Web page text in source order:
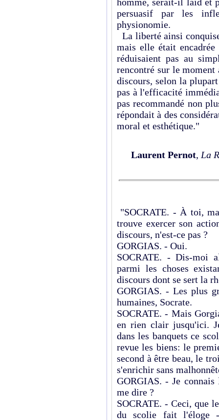
persuasif par les
physionomie.
La liberté ainsi
mais elle était encadrée
réduisaient pas au
rencontré sur le moment
discours, selon la
pas à l'efficacité
pas recommandé non
répondait à des
moral et esthétique."
Laurent Pernot, La
"SOCRATE. - À toi,
trouve exercer son
discours, n'est-ce pas ?
GORGIAS. - Oui.
SOCRATE. - Dis-moi
parmi les choses
discours dont se sert la
GORGIAS. - Les plus
humaines, Socrate.
SOCRATE. - Mais
en rien clair jusqu'ici.
dans les banquets ce
revue les biens: le
second à être beau, le
s'enrichir sans
GORGIAS. - Je connais
me dire ?
SOCRATE. - Ceci, que
du scolie fait l'éloge